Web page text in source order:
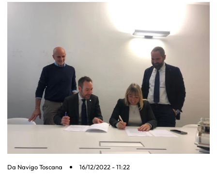
Da Navigo Toscana 16/12/2022 - 11:22